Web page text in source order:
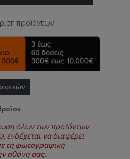
προϊόντων
όλων των προϊόντων
ενδέχεται να διαφέρει
τη φωτογραφική
οθόνη σας.